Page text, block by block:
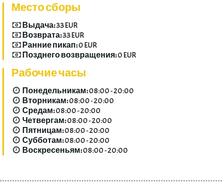
Место сборы
Выдача:33 EUR
Возврата:33 EUR
Ранние пикап:0 EUR
Позднего возвращения:0 EUR
Рабочие часы
Понедельникам:08:00 - 20:00
Вторникам:08:00 - 20:00
Средам:08:00 - 20:00
Четвергам:08:00 - 20:00
Пятницам:08:00 - 20:00
Субботам:08:00 - 20:00
Воскресеньям:08:00 - 20:00